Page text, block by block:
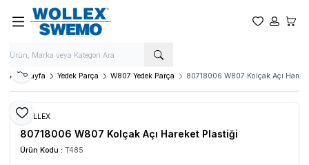
Favorilerim
Hesabım
Ana Sayfa Yedek Parça W807 Yedek Parça 80718006 W807 Kolçak Açı
Favoriye Ekle
Paylaş
WOLLEX
80718006 W807 Kolçak Açı Hareket Plastiği
Ürün Kodu : T485